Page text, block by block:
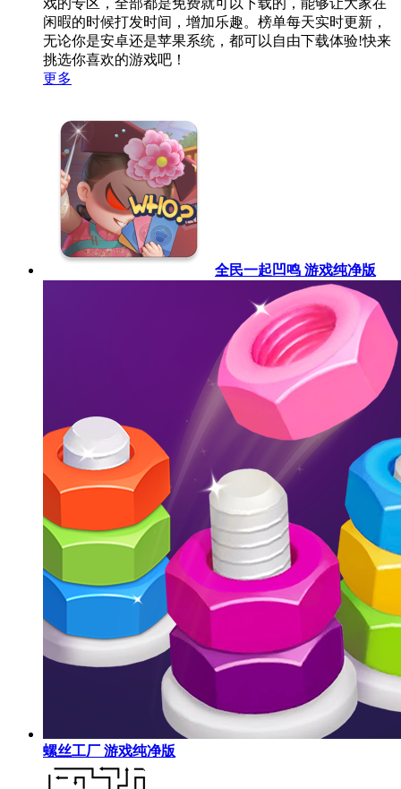
戏的专区，全部都是免费就可以下载的，能够让大家在
闲暇的时候打发时间，增加乐趣。榜单每天实时更新，
无论你是安卓还是苹果系统，都可以自由下载体验!快来
挑选你喜欢的游戏吧！
更多
全民一起凹鸣 游戏纯净版
螺丝工厂 游戏纯净版